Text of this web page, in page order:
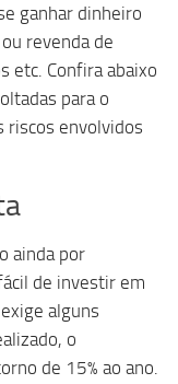
ganhar dinheiro
revenda de
etc. Confira abaixo
para o
riscos envolvidos
ainda por
de investir em
alguns
o
de 15% ao ano.